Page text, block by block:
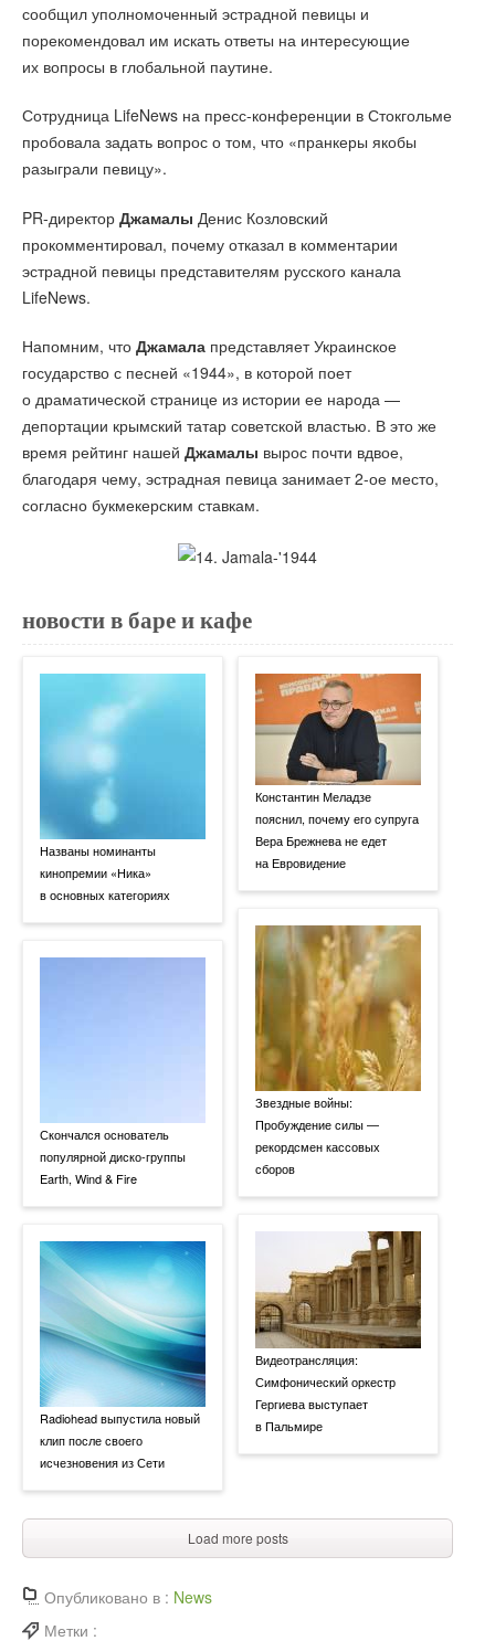
сообщил уполномоченный эстрадной певицы и
порекомендовал им искать ответы на интересующие
их вопросы в глобальной паутине.
Сотрудница LifeNews на пресс-конференции в Стокгольме
пробовала задать вопрос о том, что «пранкеры якобы
разыграли певицу».
PR-директор Джамалы Денис Козловский
прокомментировал, почему отказал в комментарии
эстрадной певицы представителям русского канала
LifeNews.
Напомним, что Джамала представляет Украинское
государство с песней «1944», в которой поет
о драматической странице из истории ее народа —
депортации крымский татар советской властью. В это же
время рейтинг нашей Джамалы вырос почти вдвое,
благодаря чему, эстрадная певица занимает 2-ое место,
согласно букмекерским ставкам.
новости в баре и кафе
Названы номинанты
кинопремии «Ника»
в основных категориях
Скончался основатель
популярной диско-группы
Earth, Wind & Fire
Radiohead выпустила новый
клип после своего
исчезновения из Сети
Константин Меладзе
пояснил, почему его супруга
Вера Брежнева не едет
на Евровидение
Звездные войны:
Пробуждение силы —
рекордсмен кассовых
сборов
Видеотрансляция:
Симфонический оркестр
Гергиева выступает
в Пальмире
Load more posts
Опубликовано в : News
Метки :